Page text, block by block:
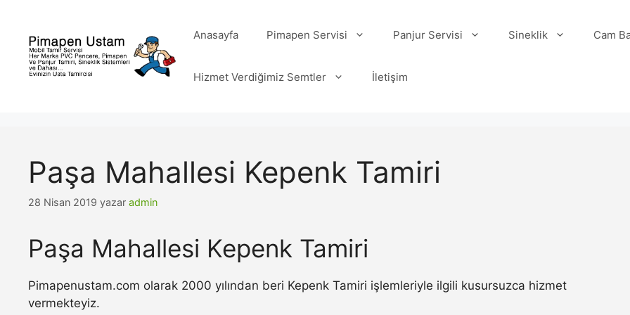
Anasayfa Pimapen Servisi Panjur Servisi Sineklik Cam
Hizmet Verdiğimiz Semtler İletişim
Paşa Mahallesi Kepenk Tamiri
28 Nisan 2019 yazar admin
Paşa Mahallesi Kepenk Tamiri
Pimapenustam.com olarak 2000 yılından beri Kepenk Tamiri işlemleriyle ilgili kusursuzca hizmet
vermekteyiz.